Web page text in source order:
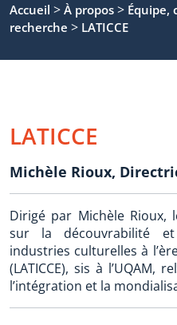
Accueil > À propos > Équipe,
recherche > LATICCE
LATICCE
Michèle Rioux,
Dirigé par Michèle Rioux,
sur la découvrabilité
industries culturelles à
(LATICCE), sis à l’UQAM,
l’intégration et la